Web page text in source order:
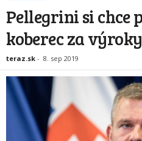
Pellegrini si chce
koberec za
teraz.sk - 8. sep 2019